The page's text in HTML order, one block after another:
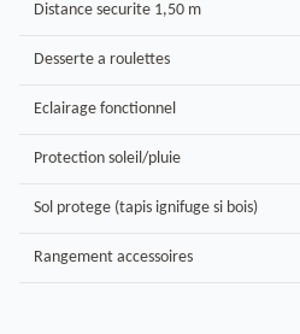
Distance securite 1,50 m
Desserte a roulettes
Eclairage fonctionnel
Protection soleil/pluie
Sol protege (tapis ignifuge si bois)
Rangement accessoires